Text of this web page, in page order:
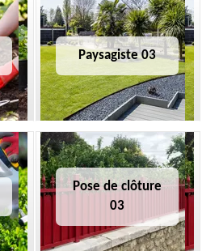
Paysagiste 03
Pose de clôture
03